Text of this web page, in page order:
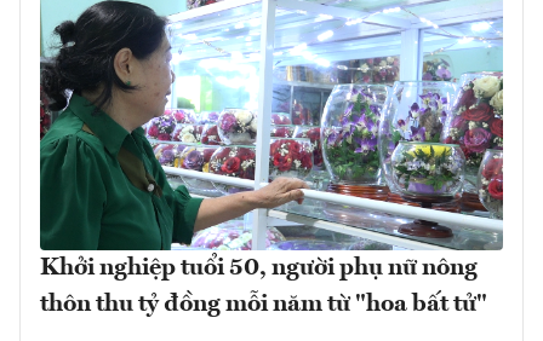
Khởi nghiệp tuổi 50, người phụ nữ nông
thôn thu tỷ đồng mỗi năm từ "hoa bất tử"